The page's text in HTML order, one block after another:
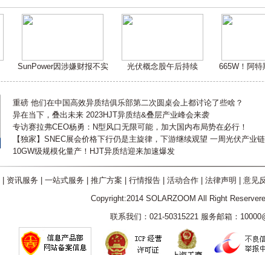
SunPower因涉嫌财报不实 光伏概念股午后持续 665W！阿特
重磅 他们在中国高效异质结俱乐部第二次圆桌会上都讨论了些啥？
异在当下，叠出未来 2023HJT异质结&叠层产业峰会来袭
专访赛拉弗CEO杨勇：N型风口无限可能，加大国内布局势在必行！
【独家】SNEC展会价格下行仍是主旋律，下游继续观望 一周光伏产业
10GW级规模化量产！HJT异质结迎来加速爆发
资讯服务 一站式服务 推广方案 行情报告| 活动合作| 法律声明 意见
Copyright:2014 SOLARZOOM All Right
联系我们：021-50315221 服务邮箱：